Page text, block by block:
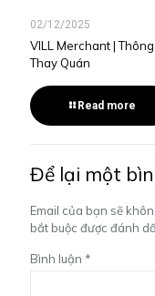
02/12/2025
VILL Merchant |
Thay Quán
Read more
Để lại một
Email của bạn sẽ
bắt buộc được đánh
Bình luận *